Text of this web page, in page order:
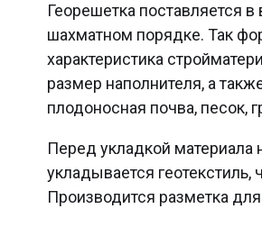
Георешетка поставляется
шахматном порядке. Так
характеристика
размер наполнителя, а
плодоносная почва, песок,
Перед укладкой материала
укладывается
Производится разметка